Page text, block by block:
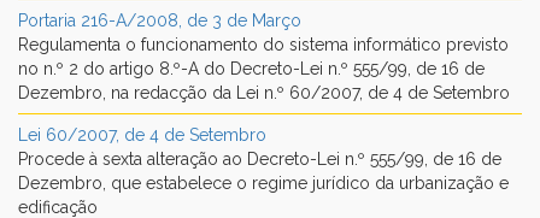
Portaria 216-A/2008, de 3 de Março
Regulamenta o funcionamento do sistema informático previsto
no n.º 2 do artigo 8.º-A do Decreto-Lei n.º 555/99, de 16 de
Dezembro, na redacção da Lei n.º 60/2007, de 4 de Setembro
Lei 60/2007, de 4 de Setembro
Procede à sexta alteração ao Decreto-Lei n.º 555/99, de 16 de
Dezembro, que estabelece o regime jurídico da urbanização e
edificação